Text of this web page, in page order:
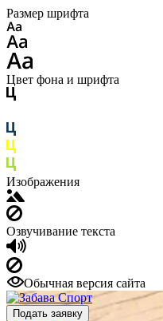
Размер шрифта
Цвет фона и шрифта
Изображения
Озвучивание текста
Обычная версия сайта
Подать заявку